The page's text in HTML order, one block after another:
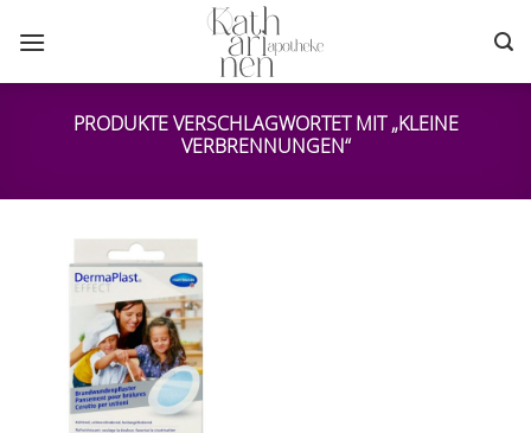
Inhalt
PRODUKTE VERSCHLAGWORTET MIT „KLEINE
VERBRENNUNGEN“